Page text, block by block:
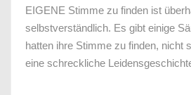
EIGENE Stimme zu finden ist
selbstverständlich. Es gibt einige
hatten ihre Stimme zu finden, nicht
eine schreckliche